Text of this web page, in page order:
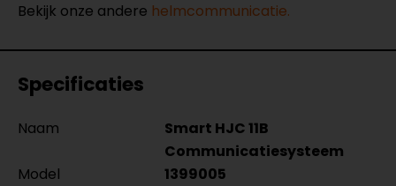
Bekijk onze andere helmcommunicatie.
Specificaties
Naam
Smart HJC 11B
Communicatiesysteem
Model
1399005